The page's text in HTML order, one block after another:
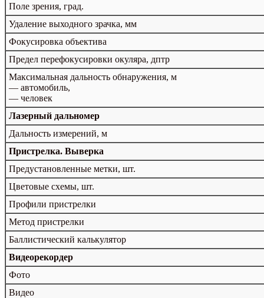
Поле зрения, град.
Удаление выходного зрачка, мм
Фокусировка объектива
Предел перефокусировки окуляра, дптр
Максимальная дальность обнаружения, м
— автомобиль,
— человек
Лазерный дальномер
Дальность измерений, м
Пристрелка. Выверка
Предустановленные метки, шт.
Цветовые схемы, шт.
Профили пристрелки
Метод пристрелки
Баллистический калькулятор
Видеорекордер
Фото
Видео